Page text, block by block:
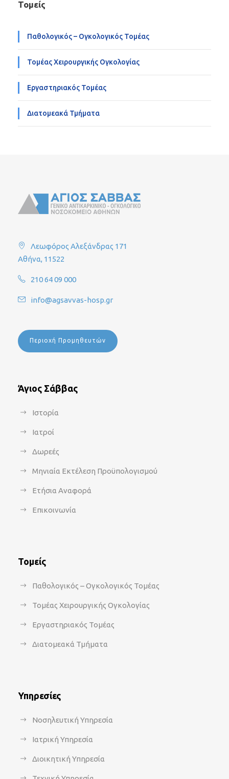
Τομείς
Παθολογικός – Ογκολογικός Τομέας
Τομέας Χειρουργικής Ογκολογίας
Εργαστηριακός Τομέας
Διατομεακά Τμήματα
Λεωφόρος Αλεξάνδρας 171
Αθήνα, 11522
210 64 09 000
info@agsavvas-hosp.gr
Περιοχή Προμηθευτών
Άγιος Σάββας
Ιστορία
Ιατροί
Δωρεές
Μηνιαία Εκτέλεση Προϋπολογισμού
Ετήσια Αναφορά
Επικοινωνία
Τομείς
Παθολογικός – Ογκολογικός Τομέας
Τομέας Χειρουργικής Ογκολογίας
Εργαστηριακός Τομέας
Διατομεακά Τμήματα
Υπηρεσίες
Νοσηλευτική Υπηρεσία
Ιατρική Υπηρεσία
Διοικητική Υπηρεσία